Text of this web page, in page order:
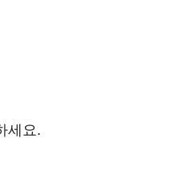
세요.